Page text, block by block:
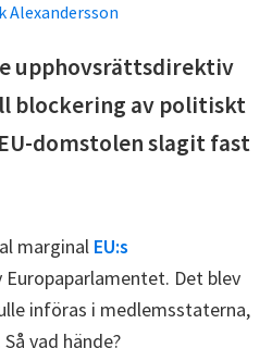
Alexandersson
upphovsrättsdirektiv
blockering av politiskt
domstolen slagit fast
marginal EU:s
Europaparlamentet. Det blev
införas i medlemsstaterna,
vad hände?